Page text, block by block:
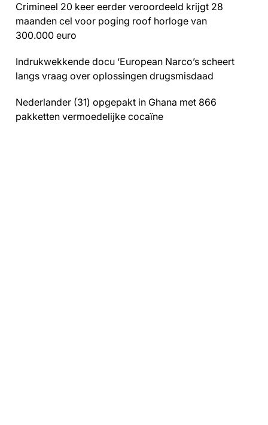
Crimineel 20 keer eerder veroordeeld krijgt 28
maanden cel voor poging roof horloge van
300.000 euro
Indrukwekkende docu ‘European Narco’s scheert
langs vraag over oplossingen drugsmisdaad
Nederlander (31) opgepakt in Ghana met 866
pakketten vermoedelijke cocaïne